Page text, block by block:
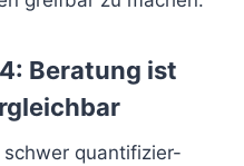
Beratung ist
quantifizier-